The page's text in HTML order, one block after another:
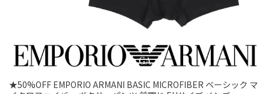
★50%OFF EMPORIO ARMANI BASIC MICROFIBER ベーシック マ